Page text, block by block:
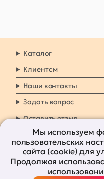
Каталог
Клиентам
Наши контакты
Задать вопрос
Оставить отзыв
8 800 7009
Наши
сети
Мы используем
пользовательских
сайта (cookie) для
Продолжая